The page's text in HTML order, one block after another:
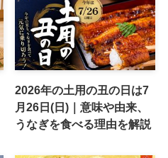
2026年の土用の丑の日は7
月26日(日)｜意味や由来、
うなぎを食べる理由を解説